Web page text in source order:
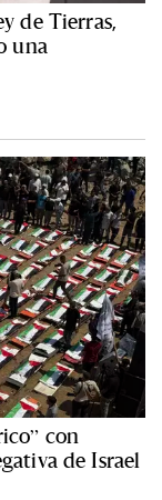
de Tierras,
una
con
de Israel